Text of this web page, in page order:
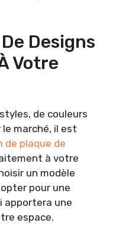
Designs
Votre
de couleurs
marché, il est
de plaque de
à votre
un modèle
pour une
apportera une
espace.